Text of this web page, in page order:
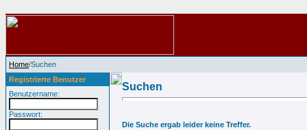
Home/Suchen
Registrierte Benutzer
Benutzername:
Passwort:
Suchen
Die Suche ergab leider keine Treffer.